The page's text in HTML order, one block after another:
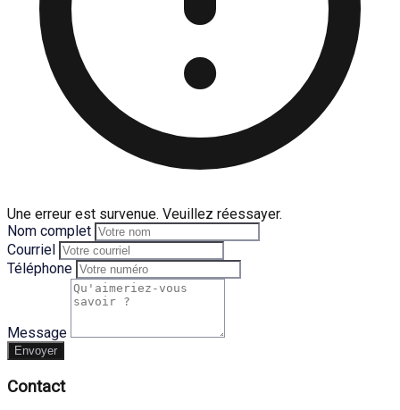
Une erreur est survenue. Veuillez réessayer.
Nom complet
Courriel
Téléphone
Message
Envoyer
Contact